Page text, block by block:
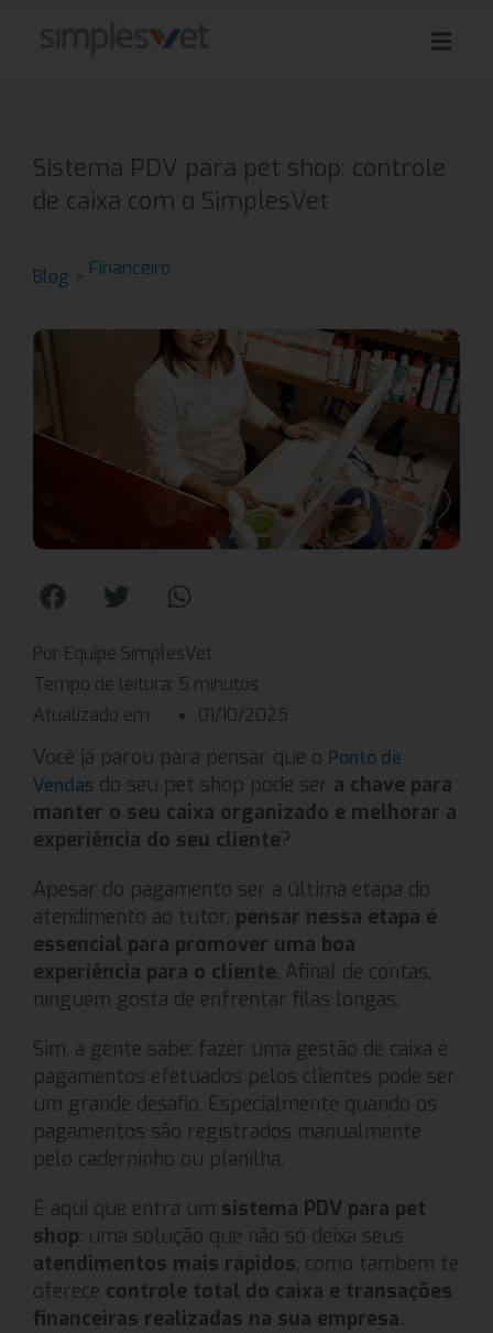
Sistema PDV para pet shop: controle
de caixa com o SimplesVet
Blog > Financeiro
Por Equipe SimplesVet
Tempo de leitura: 5 minutos
Atualizado em
01/10/2025
Você já parou para pensar que o Ponto de
Vendas do seu pet shop pode ser a chave para
manter o seu caixa organizado e melhorar a
experiência do seu cliente?
Apesar do pagamento ser a última etapa do
atendimento ao tutor, pensar nessa etapa é
essencial para promover uma boa
experiência para o cliente. Afinal de contas,
ninguém gosta de enfrentar filas longas.
Sim, a gente sabe: fazer uma gestão de caixa e
pagamentos efetuados pelos clientes pode ser
um grande desafio. Especialmente quando os
pagamentos são registrados manualmente
pelo caderninho ou planilha.
É aqui que entra um sistema PDV para pet
shop: uma solução que não só deixa seus
atendimentos mais rápidos, como também te
oferece controle total do caixa e transações
financeiras realizadas na sua empresa.